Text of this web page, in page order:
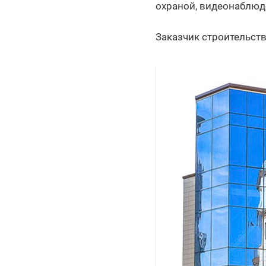
охраной,
Заказчик